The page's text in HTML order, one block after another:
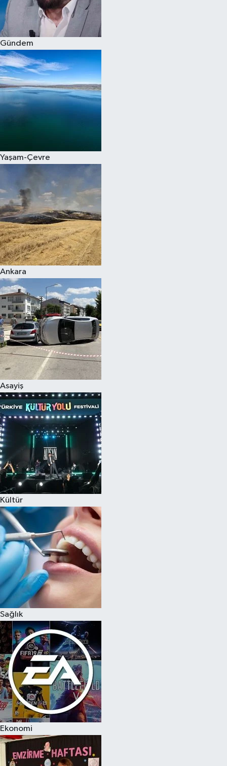
Gündem
Yaşam-Çevre
Ankara
Asayiş
Kültür
Sağlık
Ekonomi
Spor
Burç Yorumları
Çocuk
Eğitim
Kim kimdir?
Kültür Sanat
Sağlık
Siyaset
Teknoloji
Televizyon
Yaşam-Çevre